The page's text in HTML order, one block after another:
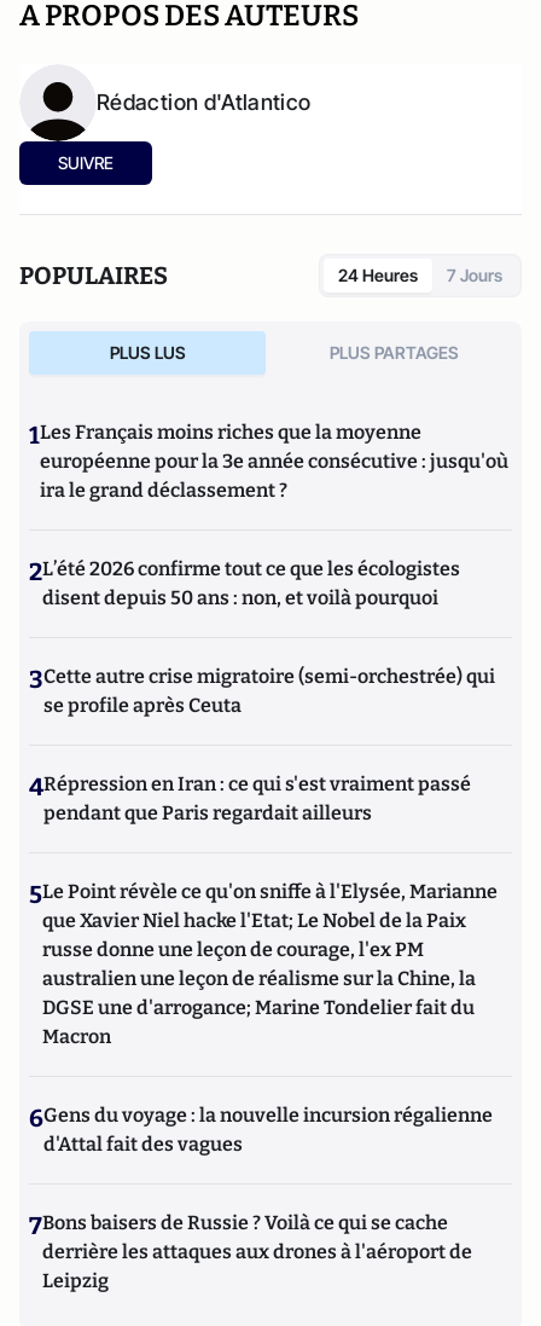
A PROPOS DES AUTEURS
Rédaction d'Atlantico
SUIVRE
POPULAIRES 24 Heures 7 Jours
PLUS LUS PLUS PARTAGES
1Les Français moins riches que la moyenne
européenne pour la 3e année consécutive : jusqu'où
ira le grand déclassement ?
2L’été 2026 confirme tout ce que les écologistes
disent depuis 50 ans : non, et voilà pourquoi
3Cette autre crise migratoire (semi-orchestrée) qui
se profile après Ceuta
4Répression en Iran : ce qui s'est vraiment passé
pendant que Paris regardait ailleurs
5Le Point révèle ce qu'on sniffe à l'Elysée, Marianne
que Xavier Niel hacke l'Etat; Le Nobel de la Paix
russe donne une leçon de courage, l'ex PM
australien une leçon de réalisme sur la Chine, la
DGSE une d'arrogance; Marine Tondelier fait du
Macron
6Gens du voyage : la nouvelle incursion régalienne
d'Attal fait des vagues
7Bons baisers de Russie ? Voilà ce qui se cache
derrière les attaques aux drones à l'aéroport de
Leipzig